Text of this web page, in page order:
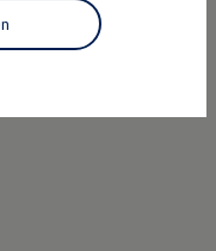
und Shop